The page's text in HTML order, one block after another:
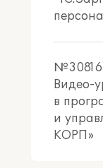
№30816
Видео-
в
и
КОРП»